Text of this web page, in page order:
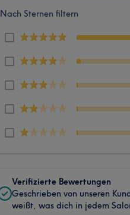
Nach Sternen filtern
Verifizierte Bewertungen
Geschrieben von unseren
weißt, was dich in jedem